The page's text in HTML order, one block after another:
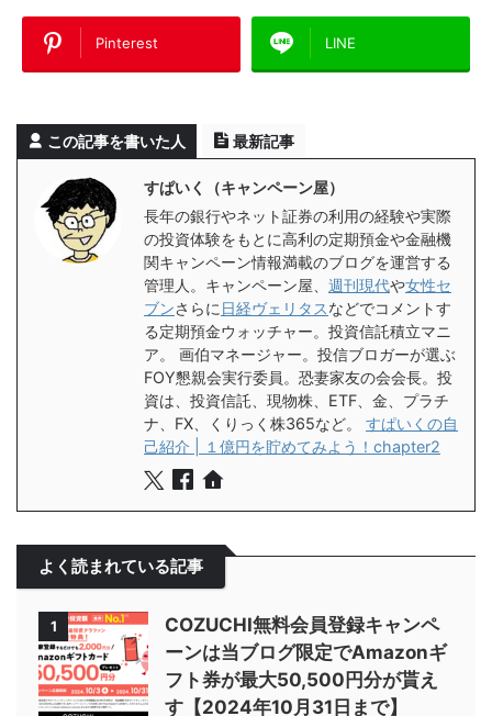
Pinterest LINE
この記事を書いた人 最新記事
すぱいく（キャンペーン屋）
長年の銀行やネット証券の利用の経験や実際
の投資体験をもとに高利の定期預金や金融機
関キャンペーン情報満載のブログを運営する
管理人。キャンペーン屋、 週刊現代や女性セ
ブンさらに 日経ヴェリタスなどでコメントす
る定期預金ウォッチャー。投資信託積立マニ
ア。 画伯マネージャー。投信ブロガーが選ぶ
FOY懇親会実行委員。恐妻家友の会会長。投
資は、投資信託、現物株、ETF、金、プラチ
ナ、FX、くりっく株365など。 すぱいくの自
己紹介 | １億円を貯めてみよう！chapter2
よく読まれている記事
1
COZUCHI無料会員登録キャンペ
ーンは当ブログ限定でAmazonギ
フト券が最大50,500円分が貰え
す【2024年10月31日まで】